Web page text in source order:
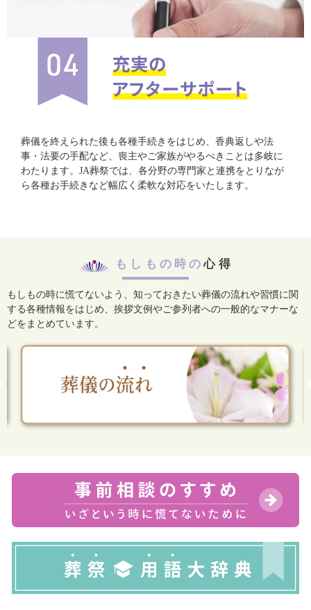
葬儀を終えられた後も各種手続きをはじめ、香典返しや法
事・法要の手配など、喪主やご家族がやるべきことは多岐に
わたります。JA葬祭では、各分野の専門家と連携をとりなが
ら各種お手続きなど幅広く柔軟な対応をいたします。
もしもの時の心得
もしもの時に慌てないよう、知っておきたい葬儀の流れや習慣に関
する各種情報をはじめ、 挨拶文例やご参列者への一般的なマナーな
どをまとめています。